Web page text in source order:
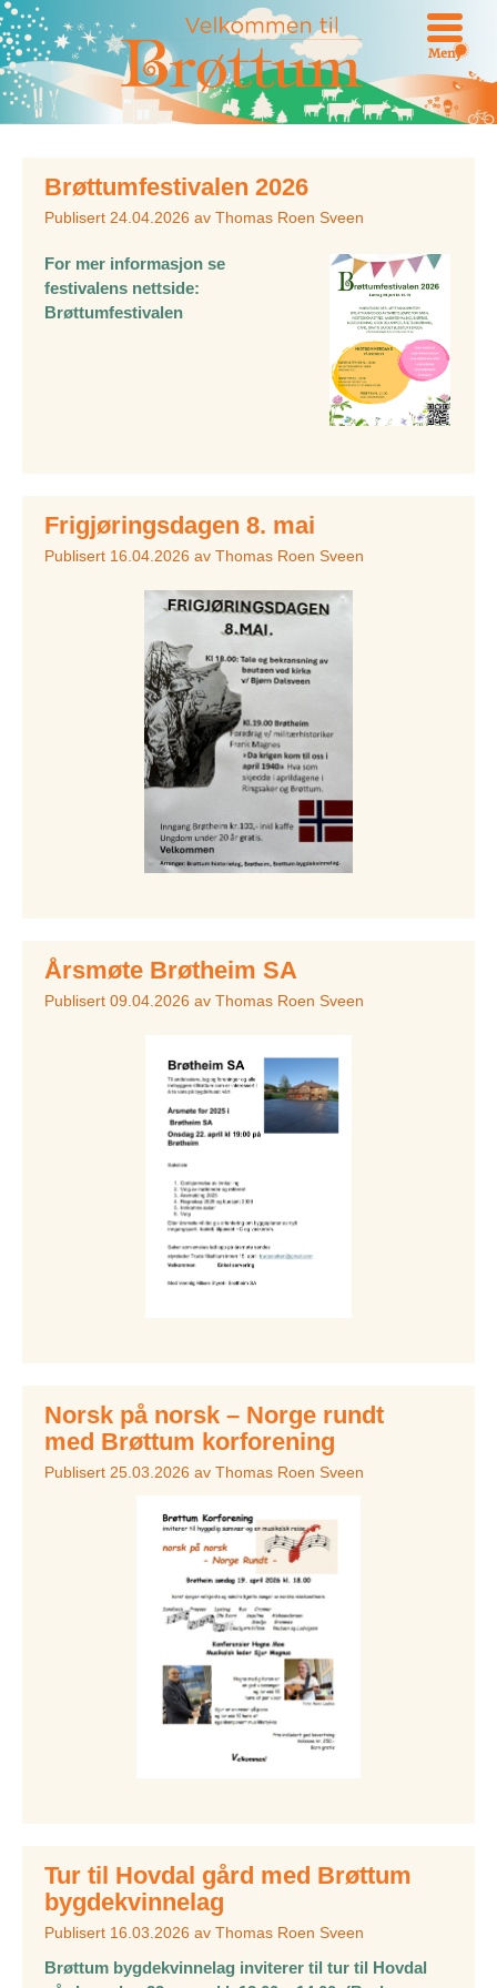
Meny
Brøttumfestivalen 2026
Publisert 24.04.2026 av Thomas Roen Sveen
For mer informasjon se
festivalens nettside:
Brøttumfestivalen
Frigjøringsdagen 8. mai
Publisert 16.04.2026 av Thomas Roen Sveen
Årsmøte Brøtheim SA
Publisert 09.04.2026 av Thomas Roen Sveen
Norsk på norsk – Norge rundt
med Brøttum korforening
Publisert 25.03.2026 av Thomas Roen Sveen
Tur til Hovdal gård med Brøttum
bygdekvinnelag
Publisert 16.03.2026 av Thomas Roen Sveen
Brøttum bygdekvinnelag inviterer til tur til Hovdal